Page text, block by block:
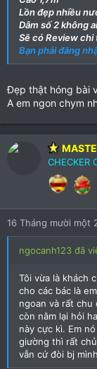
Lồn đẹp nhiều
Dâm số 2 không
Sẽ có Review chi
Bạn phải đăng
Đẹp thật hóng bài
A em ngon chym
CHECKER
16 Tháng mười một
ngocanh123 đã
Tôi vừa là khách
cho các bác là
ngoan và rất chu
còn nằm lại hỏi
này cực kì. Em
giường thì rất
vẫn cứ đòi bj